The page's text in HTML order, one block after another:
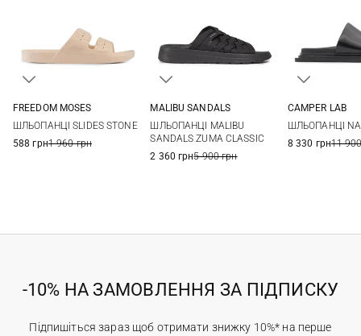
FREEDOM MOSES
ШЛЬОПАНЦІ SLIDES STONE
588 грн1 960 грн
MALIBU SANDALS
ШЛЬОПАНЦІ MALIBU
SANDALS ZUMA CLASSIC
2 360 грн5 900 грн
CAMPER LAB
ШЛЬОПАНЦІ
8 330 грн11
-10% НА ЗАМОВЛЕННЯ ЗА ПІДПИСКУ
Підпишіться зараз щоб отримати знижку 10%* на перше